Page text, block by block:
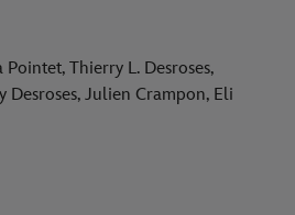
Thierry L. Desroses,
Julien Crampon, Eli